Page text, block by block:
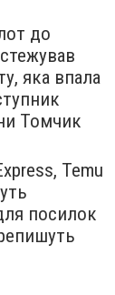
до
яка впала
Томчик
Temu
посилок